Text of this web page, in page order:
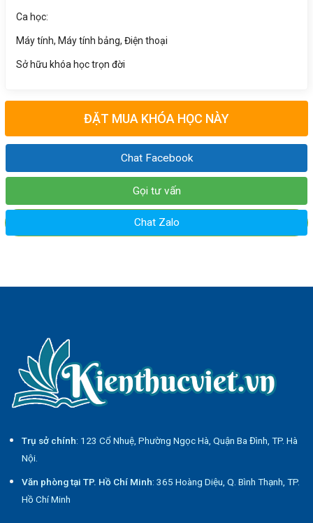
Ca học:
Máy tính, Máy tính bảng, Điện thoại
Sở hữu khóa học trọn đời
ĐẶT MUA KHÓA HỌC NÀY
Chat Facebook
Gọi tư vấn
Chat Zalo
Trụ sở chính: 123 Cổ Nhuệ, Phường Ngọc Hà, Quận Ba Đình, TP. Hà
Nội.
Văn phòng tại TP. Hồ Chí Minh: 365 Hoàng Diệu, Q. Bình Thạnh, TP.
Hồ Chí Minh